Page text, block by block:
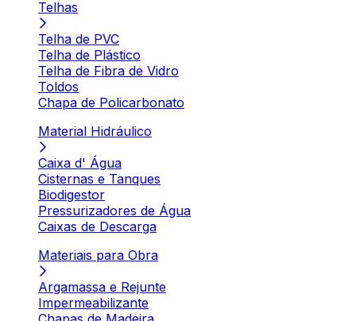
Telhas
Telha de PVC
Telha de Plástico
Telha de Fibra de Vidro
Toldos
Chapa de Policarbonato
Material Hidráulico
Caixa d' Água
Cisternas e Tanques
Biodigestor
Pressurizadores de Água
Caixas de Descarga
Materiais para Obra
Argamassa e Rejunte
Impermeabilizante